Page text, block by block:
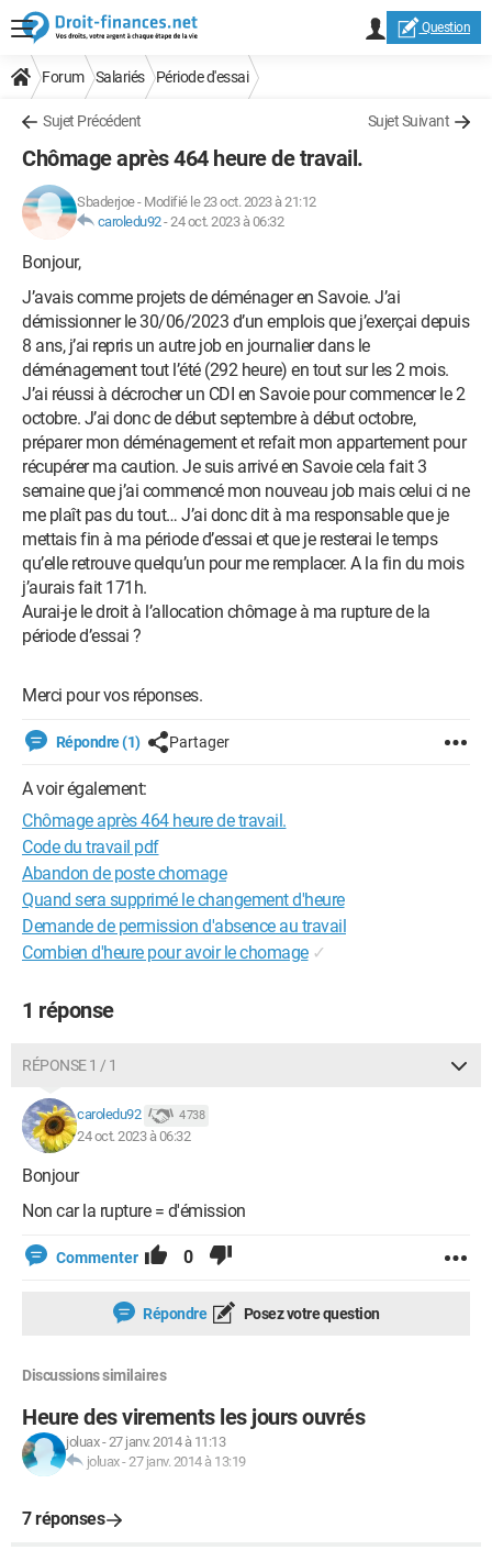
Question
Forum Salariés Période d'essai
Sujet Précédent Sujet Suivant
Chômage après 464 heure de travail.
Sbaderjoe- Modifié le 23 oct. 2023 à 21:12
caroledu92-24 oct. 2023 à 06:32
Bonjour,
J’avais comme projets de déménager en Savoie. J’ai
démissionner le 30/06/2023 d’un emplois que j’exerçai depuis
8 ans, j’ai repris un autre job en journalier dans le
déménagement tout l’été (292 heure) en tout sur les 2 mois.
J’ai réussi à décrocher un CDI en Savoie pour commencer le 2
octobre. J’ai donc de début septembre à début octobre,
préparer mon déménagement et refait mon appartement pour
récupérer ma caution. Je suis arrivé en Savoie cela fait 3
semaine que j’ai commencé mon nouveau job mais celui ci ne
me plaît pas du tout… J’ai donc dit à ma responsable que je
mettais fin à ma période d’essai et que je resterai le temps
qu’elle retrouve quelqu’un pour me remplacer. A la fin du mois
j’aurais fait 171h.
Aurai-je le droit à l’allocation chômage à ma rupture de la
période d’essai ?
Merci pour vos réponses.
Répondre (1) Partager
A voir également:
Chômage après 464 heure de travail.
Code du travail pdf
Abandon de poste chomage
Quand sera supprimé le changement d'heure
Demande de permission d'absence au travail
Combien d'heure pour avoir le chomage ✓
1 réponse
RÉPONSE 1 / 1
caroledu92 4 738
24 oct. 2023 à 06:32
Bonjour
Non car la rupture = d'émission
Commenter 0
Répondre Posez votre question
Discussions similaires
Heure des virements les jours ouvrés
joluax-27 janv. 2014 à 11:13
joluax-27 janv. 2014 à 13:19
7 réponses